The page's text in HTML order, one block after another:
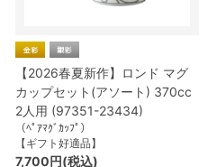
【2026春夏新作】ロンド マグ
カップセット(アソート) 370cc
2人用 (97351-23434)
（ﾍﾟｱﾏｸﾞｶｯﾌﾟ）
【ギフト好適品】
7,700円(税込)